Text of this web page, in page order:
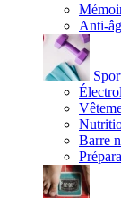
Anti-
Barre